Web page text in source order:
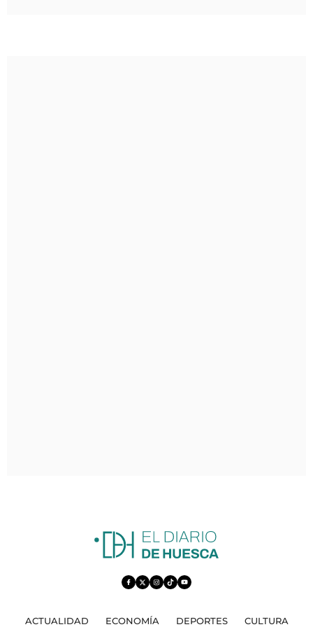
ACTUALIDAD ECONOMÍA DEPORTES CULTURA